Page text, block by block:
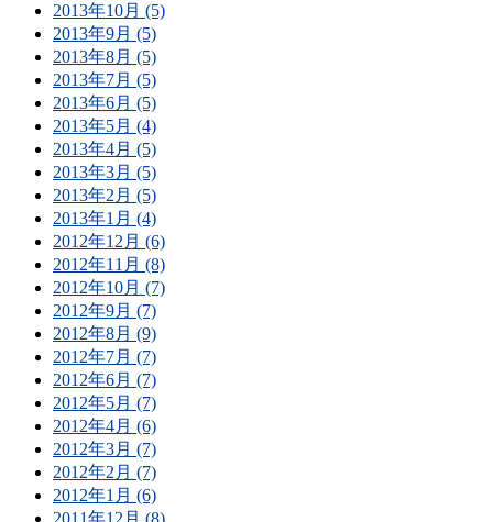
2013年10月 (5)
2013年9月 (5)
2013年8月 (5)
2013年7月 (5)
2013年6月 (5)
2013年5月 (4)
2013年4月 (5)
2013年3月 (5)
2013年2月 (5)
2013年1月 (4)
2012年12月 (6)
2012年11月 (8)
2012年10月 (7)
2012年9月 (7)
2012年8月 (9)
2012年7月 (7)
2012年6月 (7)
2012年5月 (7)
2012年4月 (6)
2012年3月 (7)
2012年2月 (7)
2012年1月 (6)
2011年12月 (8)